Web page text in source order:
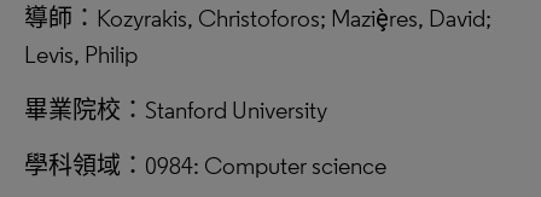
導師：Kozyrakis, Christoforos; Maziȩ̀res, David;
Levis, Philip
畢業院校：Stanford University
學科領域：0984: Computer science